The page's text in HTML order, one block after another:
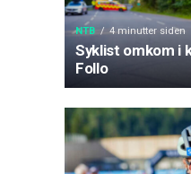
NTB 4 minutter siden
Syklist omkom i
Follo